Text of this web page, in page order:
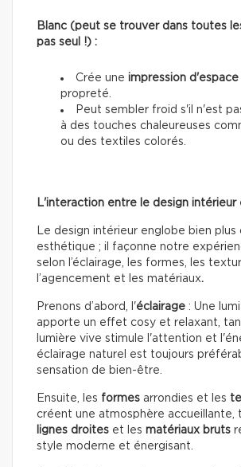
Blanc (peut se trouver dans toutes
pas seul !) :
Crée une impression d'espace
propreté.
Peut sembler froid s'il n'est
à des touches chaleureuses
ou des textiles colorés.
L'interaction entre le design intérieur
Le design intérieur englobe bien plus
esthétique ; il façonne notre
selon l’éclairage, les formes, les
l’agencement et les matériaux.
Prenons d’abord, l'éclairage : Une
apporte un effet cosy et relaxant,
lumière vive stimule l'attention et
éclairage naturel est toujours
sensation de bien-être.
Ensuite, les formes arrondies et les
créent une atmosphère accueillante,
lignes droites et les matériaux bruts
style moderne et énergisant.